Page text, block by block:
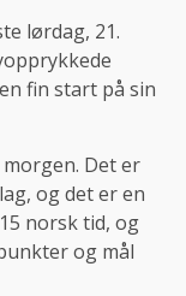
lørdag, 21.
fin start på sin
Det er
og det er en
norsk tid, og
og mål